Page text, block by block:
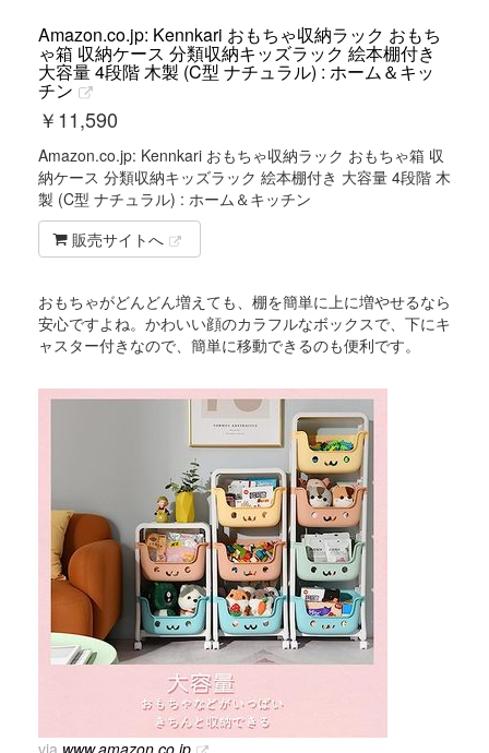
Amazon.co.jp: Kennkari おもちゃ収納ラック おもち
ゃ箱 収納ケース 分類収納キッズラック 絵本棚付き
大容量 4段階 木製 (C型 ナチュラル) : ホーム＆キッ
チン
￥11,590
Amazon.co.jp: Kennkari おもちゃ収納ラック おもちゃ箱 収
納ケース 分類収納キッズラック 絵本棚付き 大容量 4段階 木
製 (C型 ナチュラル) : ホーム＆キッチン
販売サイトへ
おもちゃがどんどん増えても、棚を簡単に上に増やせるなら
安心ですよね。かわいい顔のカラフルなボックスで、下にキ
ャスター付きなので、簡単に移動できるのも便利です。
via www.amazon.co.jp